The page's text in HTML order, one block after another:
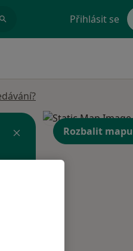
Přihlásit se
Rozbalit mapu